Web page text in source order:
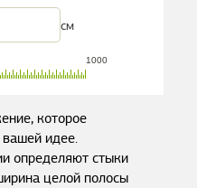
см
1000
которое
вашей идее.
определяют стыки
целой полосы